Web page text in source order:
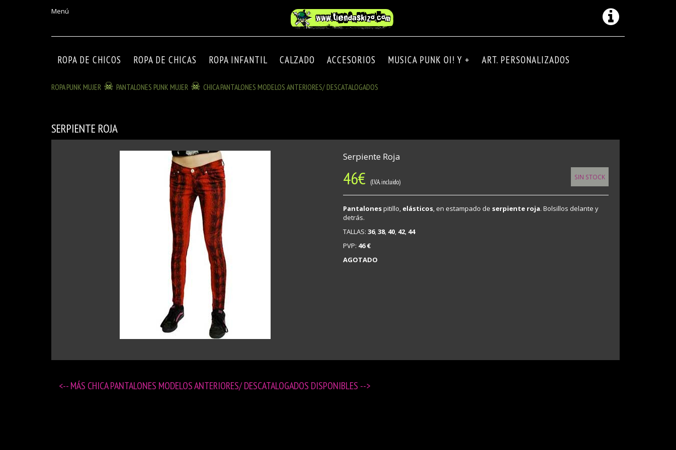
Menú
ROPA DE CHICOS ROPA DE CHICAS ROPA INFANTIL CALZADO ACCESORIOS MUSICA PUNK OI! Y + ART. PERSONALIZADOS
ROPA PUNK MUJER PANTALONES PUNK MUJER CHICA PANTALONES MODELOS ANTERIORES/ DESCATALOGADOS
SERPIENTE ROJA
Serpiente Roja
46€ (I.V.A. incluido)
SIN STOCK
Pantalonespitillo, elásticos, en estampado de serpiente roja. Bolsillos delante y
detrás.
TALLAS: 36,38, 40, 42, 44
PVP: 46 €
AGOTADO
<-- MÁS CHICA PANTALONES MODELOS ANTERIORES/ DESCATALOGADOS DISPONIBLES -->